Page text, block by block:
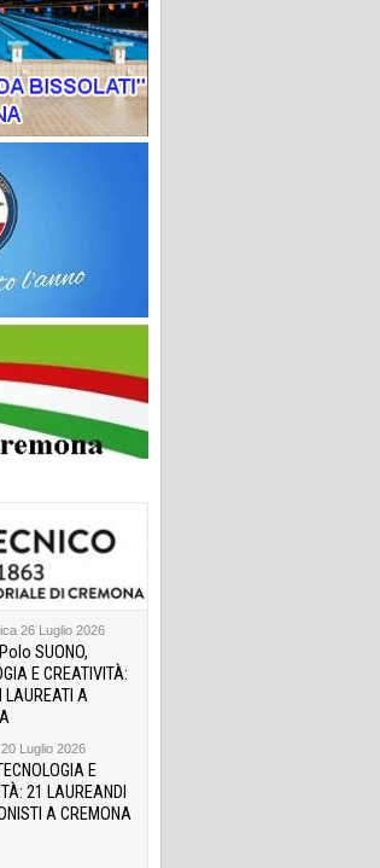
26 Luglio 2026
SUONO,
E CREATIVITÀ:
LAUREATI A
20 Luglio 2026
E
21 LAUREANDI
A CREMONA